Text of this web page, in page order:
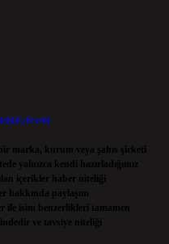
marka, kurum veya şahıs şirketi
yalnızca kendi hazırladığımız
içerikler haber niteliği
hakkında paylaşım
ile isim benzerlikleri tamamen
ve tavsiye niteliği